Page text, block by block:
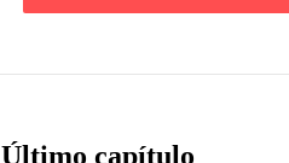
Último capítulo